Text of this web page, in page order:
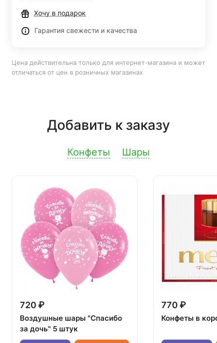
Хочу в подарок
Гарантия свежести и качества
Цена действительна только для интернет-магазина и может
отличаться от цен в розничных магазинах
Добавить к заказу
Конфеты Шары
720 ₽
Воздушные шары "Спасибо
за дочь" 5 штук
770 ₽
Конфеты в